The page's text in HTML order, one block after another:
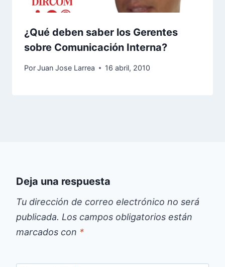
¿Qué deben saber los Gerentes
sobre Comunicación Interna?
PorJuan Jose Larrea 16 abril, 2010
Deja una respuesta
Tu dirección de correo electrónico no será
publicada. Los campos obligatorios están
marcados con *